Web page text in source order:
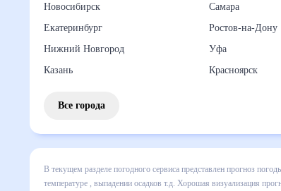
Новосибирск
Екатеринбург
Нижний Новгород
Казань
Самара
Ростов-на-
Уфа
Красноярск
Все города
В текущем разделе погодного сервиса
месяц включает все сведения по дневной